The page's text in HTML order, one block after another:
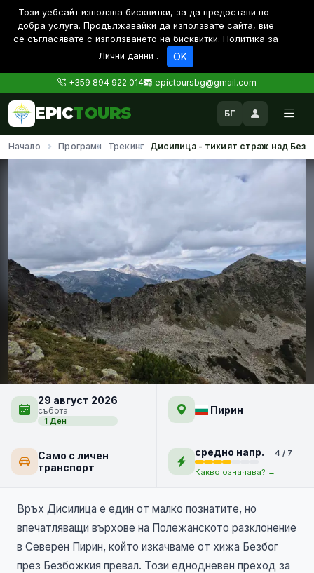
Този уебсайт използва бисквитки, за да предостави по-
дoбра услуга. Продължавайки да използвате сайта, вие
се съгласявате с използването на бисквитки. Политика за
Лични данни . OK
+359 894 922 014 epictoursbg@gmail.com
EPICTOURS БГ
Начало Програми Трекинг Дисилица - тихият страж над
Дисилица - тихият страж
над Безбожкото било
НОВО
29 август 2026
събота
1 Ден
Пирин
Само с личен
транспорт
средно напр.
4 / 7
Какво означава? →
Връх Дисилица е един от малко познатите, но
впечатляващи върхове на Полежанското разклонение
в Северен Пирин, който изкачваме от хижа Безбог
през Безбожкия превал. Този еднодневен преход за